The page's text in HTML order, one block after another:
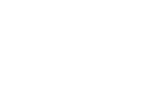
，留学生基督教联谊会，留学生联
卡社团，西藏支持团以及土耳其俱